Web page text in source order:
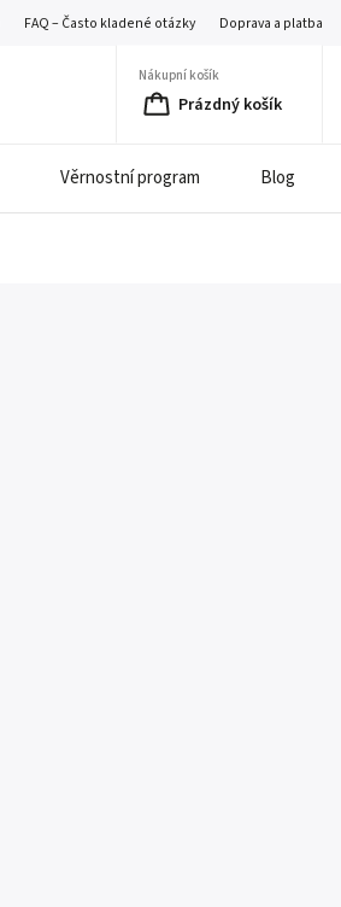
FAQ – Často kladené otázky Doprava a platba
Nákupní košík
Prázdný košík
Věrnostní program Blog